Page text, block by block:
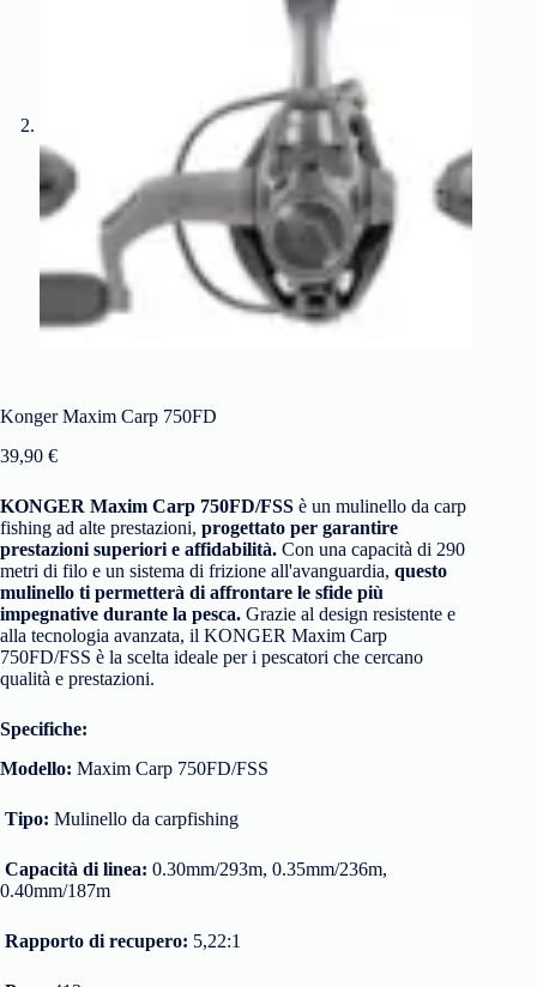
Konger Maxim Carp 750FD
39,90 €
KONGER Maxim Carp 750FD/FSS è un mulinello da carp
fishing ad alte prestazioni, progettato per garantire
prestazioni superiori e affidabilità. Con una capacità di 290
metri di filo e un sistema di frizione all'avanguardia, questo
mulinello ti permetterà di affrontare le sfide più
impegnative durante la pesca. Grazie al design resistente e
alla tecnologia avanzata, il KONGER Maxim Carp
750FD/FSS è la scelta ideale per i pescatori che cercano
qualità e prestazioni.
Specifiche:
Modello: Maxim Carp 750FD/FSS
Tipo: Mulinello da carpfishing
Capacità di linea: 0.30mm/293m, 0.35mm/236m,
0.40mm/187m
Rapporto di recupero: 5,22:1